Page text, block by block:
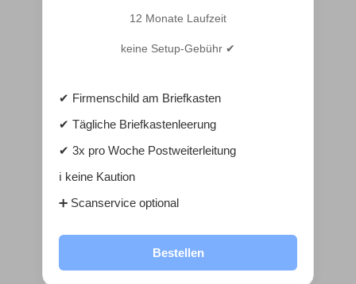
12 Monate Laufzeit
keine Setup-Gebühr ✔
✔ Firmenschild am Briefkasten
✔ Tägliche Briefkastenleerung
✔ 3x pro Woche Postweiterleitung
ℹ️ keine Kaution
➕ Scanservice optional
Bestellen